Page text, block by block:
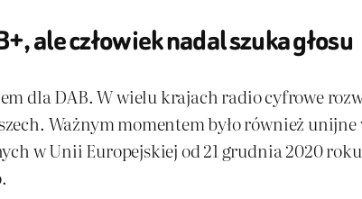
ale człowiek nadal szuka głosu
dla DAB. W wielu krajach radio cyfrowe
Ważnym momentem było również
w Unii Europejskiej od 21 grudnia 2020